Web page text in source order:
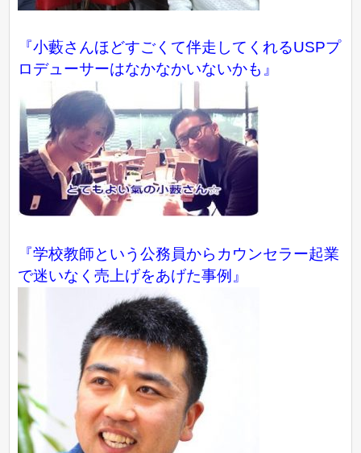
『小藪さんほどすごくて伴走してくれるUSPプ
ロデューサーはなかなかいないかも』
『学校教師という公務員からカウンセラー起業
で迷いなく売上げをあげた事例』